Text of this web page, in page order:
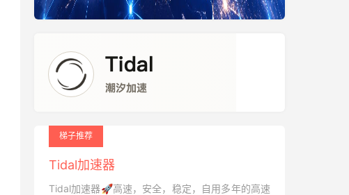
梯子推荐
Tidal加速器
Tidal加速器🚀高速，安全，稳定，自用多年的高速